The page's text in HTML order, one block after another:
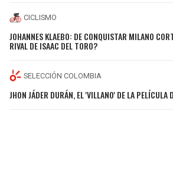
CICLISMO
JOHANNES KLAEBO: DE CONQUISTAR MILANO
RIVAL DE ISAAC DEL TORO?
SELECCIÓN COLOMBIA
JHON JÁDER DURÁN, EL 'VILLANO' DE LA PELÍCULA